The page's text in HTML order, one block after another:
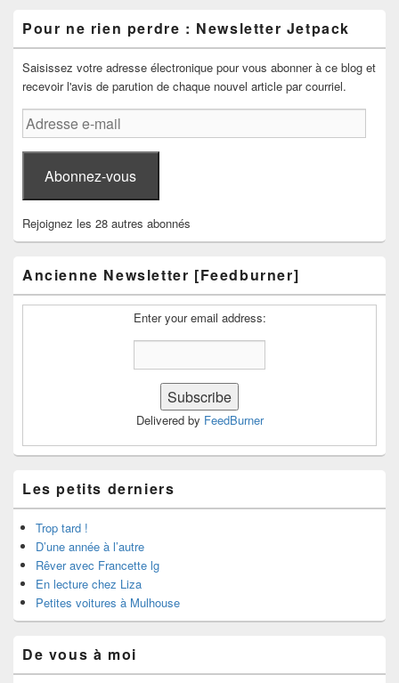
Pour ne rien perdre : Newsletter Jetpack
Saisissez votre adresse électronique pour vous abonner à ce blog et
recevoir l'avis de parution de chaque nouvel article par courriel.
Adresse
e-
mail
Abonnez-vous
Rejoignez les 28 autres abonnés
Ancienne Newsletter [Feedburner]
Enter your email address:
Delivered by FeedBurner
Les petits derniers
Trop tard !
D’une année à l’autre
Rêver avec Francette lg
En lecture chez Liza
Petites voitures à Mulhouse
De vous à moi